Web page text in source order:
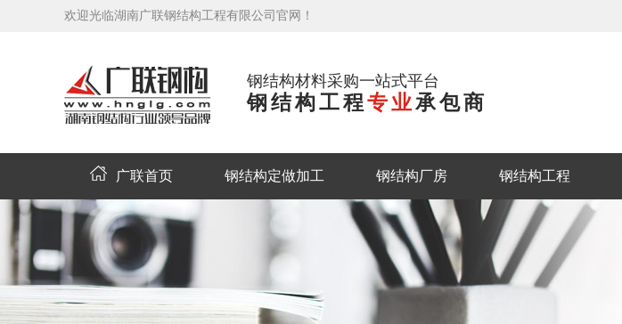
欢迎光临湖南广联钢结构工程有限公司官网！
钢结构材料采购一站式平台
钢结构工程专业承包商
广联首页 钢结构定做加工 钢结构厂房 钢结构工程